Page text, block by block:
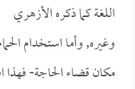
اللغة كما ذكرهالأزهري
وغيره, وأما استخدام
مكان قضاء الحاجة-